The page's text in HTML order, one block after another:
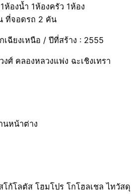
องน้ำ 1ห้องครัว 1ห้อง
ที่จอดรถ 2 คัน
ฉียงเหนือ / ปีที่สร้าง : 2555
ศ์ คลองหลวงแพ่ง ฉะเชิงเทรา
นหน้าต่าง
ก้โลตัส โฮมโปร โกโฮลเชล ไทวัสดุ